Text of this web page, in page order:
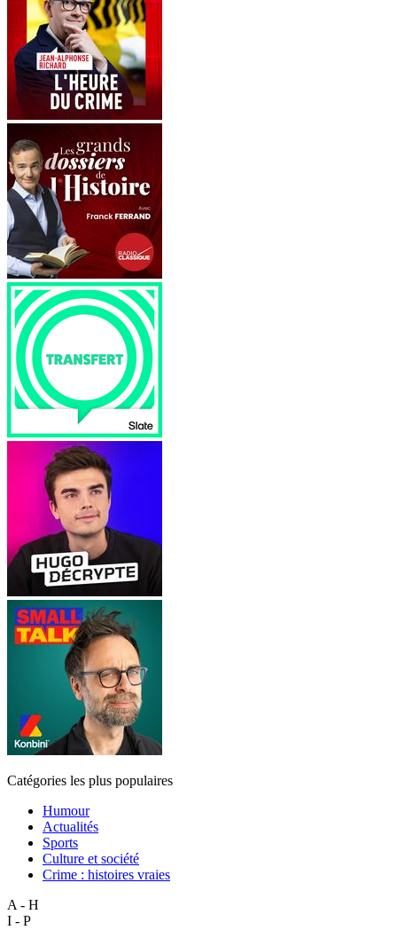
Catégories les plus populaires
Humour
Actualités
Sports
Culture et société
Crime : histoires vraies
A - H
I - P